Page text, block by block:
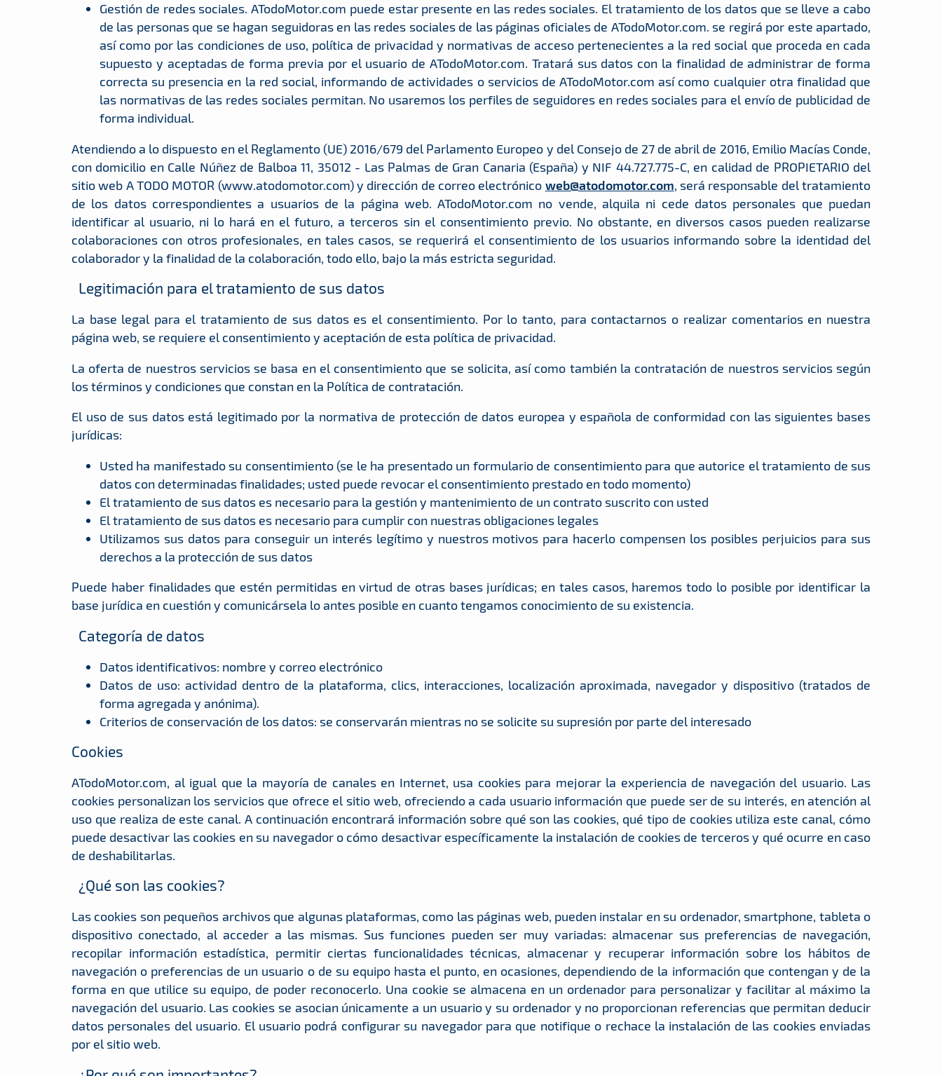
Gestión de redes sociales. ATodoMotor.com puede estar presente en las redes sociales. El tratamiento de los datos que se lleve a cabo
de las personas que se hagan seguidoras en las redes sociales de las páginas oficiales de ATodoMotor.com. se regirá por este apartado,
así como por las condiciones de uso, política de privacidad y normativas de acceso pertenecientes a la red social que proceda en cada
supuesto y aceptadas de forma previa por el usuario de ATodoMotor.com. Tratará sus datos con la finalidad de administrar de forma
correcta su presencia en la red social, informando de actividades o servicios de ATodoMotor.com así como cualquier otra finalidad que
las normativas de las redes sociales permitan. No usaremos los perfiles de seguidores en redes sociales para el envío de publicidad de
forma individual.
Atendiendo a lo dispuesto en el Reglamento (UE) 2016/679 del Parlamento Europeo y del Consejo de 27 de abril de 2016, Emilio Macías Conde,
con domicilio en Calle Núñez de Balboa 11, 35012 - Las Palmas de Gran Canaria (España) y NIF 44.727.775-C, en calidad de PROPIETARIO del
sitio web A TODO MOTOR (www.atodomotor.com) y dirección de correo electrónico web@atodomotor.com, será responsable del tratamiento
de los datos correspondientes a usuarios de la página web. ATodoMotor.com no vende, alquila ni cede datos personales que puedan
identificar al usuario, ni lo hará en el futuro, a terceros sin el consentimiento previo. No obstante, en diversos casos pueden realizarse
colaboraciones con otros profesionales, en tales casos, se requerirá el consentimiento de los usuarios informando sobre la identidad del
colaborador y la finalidad de la colaboración, todo ello, bajo la más estricta seguridad.
Legitimación para el tratamiento de sus datos
La base legal para el tratamiento de sus datos es el consentimiento. Por lo tanto, para contactarnos o realizar comentarios en nuestra
página web, se requiere el consentimiento y aceptación de esta política de privacidad.
La oferta de nuestros servicios se basa en el consentimiento que se solicita, así como también la contratación de nuestros servicios según
los términos y condiciones que constan en la Política de contratación.
El uso de sus datos está legitimado por la normativa de protección de datos europea y española de conformidad con las siguientes bases
jurídicas:
Usted ha manifestado su consentimiento (se le ha presentado un formulario de consentimiento para que autorice el tratamiento de sus
datos con determinadas finalidades; usted puede revocar el consentimiento prestado en todo momento)
El tratamiento de sus datos es necesario para la gestión y mantenimiento de un contrato suscrito con usted
El tratamiento de sus datos es necesario para cumplir con nuestras obligaciones legales
Utilizamos sus datos para conseguir un interés legítimo y nuestros motivos para hacerlo compensen los posibles perjuicios para sus
derechos a la protección de sus datos
Puede haber finalidades que estén permitidas en virtud de otras bases jurídicas; en tales casos, haremos todo lo posible por identificar la
base jurídica en cuestión y comunicársela lo antes posible en cuanto tengamos conocimiento de su existencia.
Categoría de datos
Datos identificativos: nombre y correo electrónico
Datos de uso: actividad dentro de la plataforma, clics, interacciones, localización aproximada, navegador y dispositivo (tratados de
forma agregada y anónima).
Criterios de conservación de los datos: se conservarán mientras no se solicite su supresión por parte del interesado
Cookies
ATodoMotor.com, al igual que la mayoría de canales en Internet, usa cookies para mejorar la experiencia de navegación del usuario. Las
cookies personalizan los servicios que ofrece el sitio web, ofreciendo a cada usuario información que puede ser de su interés, en atención al
uso que realiza de este canal. A continuación encontrará información sobre qué son las cookies, qué tipo de cookies utiliza este canal, cómo
puede desactivar las cookies en su navegador o cómo desactivar específicamente la instalación de cookies de terceros y qué ocurre en caso
de deshabilitarlas.
¿Qué son las cookies?
Las cookies son pequeños archivos que algunas plataformas, como las páginas web, pueden instalar en su ordenador, smartphone, tableta o
dispositivo conectado, al acceder a las mismas. Sus funciones pueden ser muy variadas: almacenar sus preferencias de navegación,
recopilar información estadística, permitir ciertas funcionalidades técnicas, almacenar y recuperar información sobre los hábitos de
navegación o preferencias de un usuario o de su equipo hasta el punto, en ocasiones, dependiendo de la información que contengan y de la
forma en que utilice su equipo, de poder reconocerlo. Una cookie se almacena en un ordenador para personalizar y facilitar al máximo la
navegación del usuario. Las cookies se asocian únicamente a un usuario y su ordenador y no proporcionan referencias que permitan deducir
datos personales del usuario. El usuario podrá configurar su navegador para que notifique o rechace la instalación de las cookies enviadas
por el sitio web.